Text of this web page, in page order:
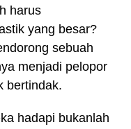
harus
yang besar?
sebuah
menjadi pelopor
bertindak.
hadapi bukanlah